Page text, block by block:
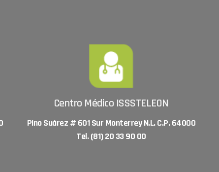
Centro Médico ISSSTELEON
Pino Suárez # 601 Sur Monterrey N.L. C.P. 64000
Tel. (81) 20 33 90 00